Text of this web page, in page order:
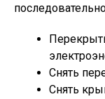
Снять
Снять